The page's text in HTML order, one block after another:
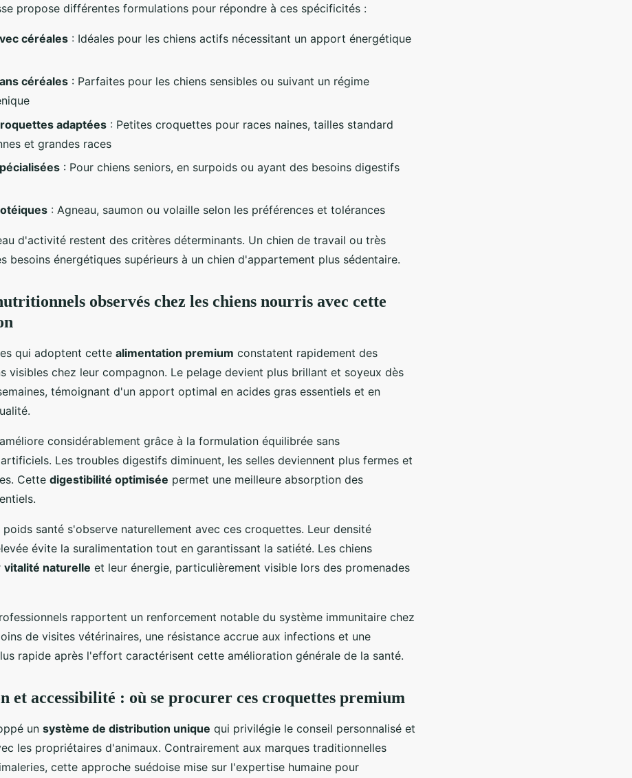
propose différentes formulations pour répondre à ces spécificités :
céréales : Idéales pour les chiens actifs nécessitant un apport énergétique
céréales : Parfaites pour les chiens sensibles ou suivant un régime
adaptées : Petites croquettes pour races naines, tailles standard
et grandes races
: Pour chiens seniors, en surpoids ou ayant des besoins digestifs
: Agneau, saumon ou volaille selon les préférences et tolérances
d'activité restent des critères déterminants. Un chien de travail ou très
besoins énergétiques supérieurs à un chien d'appartement plus sédentaire.
observés chez les chiens nourris avec cette
qui adoptent cette alimentation premium constatent rapidement des
visibles chez leur compagnon. Le pelage devient plus brillant et soyeux dès
témoignant d'un apport optimal en acides gras essentiels et en
considérablement grâce à la formulation équilibrée sans
Les troubles digestifs diminuent, les selles deviennent plus fermes et
Cette digestibilité optimisée permet une meilleure absorption des
poids santé s'observe naturellement avec ces croquettes. Leur densité
évite la suralimentation tout en garantissant la satiété. Les chiens
vitalité naturelle et leur énergie, particulièrement visible lors des promenades
rapportent un renforcement notable du système immunitaire chez
de visites vétérinaires, une résistance accrue aux infections et une
rapide après l'effort caractérisent cette amélioration générale de la santé.
et accessibilité : où se procurer ces croquettes premium
un système de distribution unique qui privilégie le conseil personnalisé et
les propriétaires d'animaux. Contrairement aux marques traditionnelles
cette approche suédoise mise sur l'expertise humaine pour